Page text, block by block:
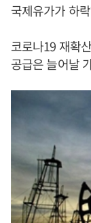
국제유가가 하
코로나19 재확
공급은 늘어날